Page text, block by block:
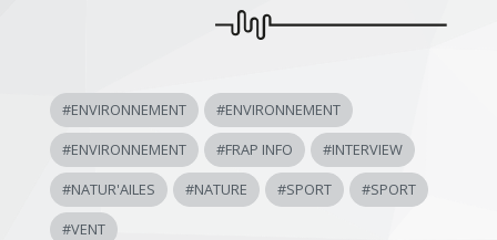
#ENVIRONNEMENT #ENVIRONNEMENT
#ENVIRONNEMENT #FRAP INFO #INTERVIEW
#NATUR'AILES #NATURE #SPORT #SPORT
#VENT